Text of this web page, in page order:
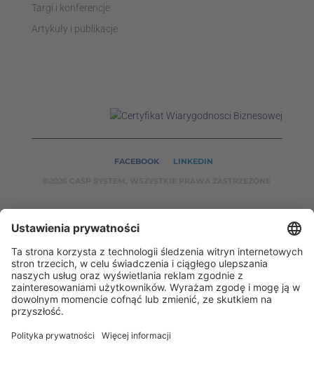
Targi i konferencje
Artykuły i publikacje
FACEBOOK
LINKEDIN
CASPSYSTEM.PL
AUTOMATYKA24.PL
WZORCENDT.P
L
BINAR24.PL EH24.PL
CASP System – Twój partner w dziedzinie Badań